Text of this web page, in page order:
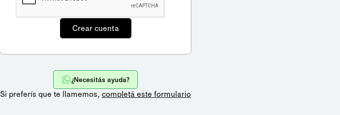
¿Necesitás ayuda?
Si preferís que te llamemos, completá este formulario